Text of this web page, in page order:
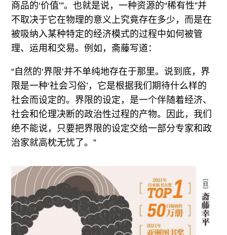
商品的‘价值’”。也就是说，一种资源的“稀有性”并
不取决于它在物理的意义上究竟存在多少，而是在
被吸纳入某种特定的经济模式的过程中如何被管
理、运用和交易。例如，斋藤写道：
“自然的‘界限’并不单纯地存在于那里。说到底，界
限是一种‘社会习俗’，它是根据我们期待什么样的
社会而设定的。界限的设定，是一个伴随着经济、
社会和伦理决断的政治性过程的产物。因此，我们
绝不能说，只要把界限的设定交给一部分专家和政
治家就高枕无忧了。”